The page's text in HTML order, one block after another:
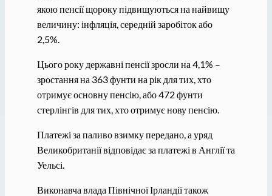
якою пенсії щороку підвищуються на найвищу
величину: інфляція, середній заробіток або
2,5%.
Цього року державні пенсії зросли на 4,1% –
зростання на 363 фунти на рік для тих, хто
отримує основну пенсію, або 472 фунти
стерлінгів для тих, хто отримує нову пенсію.
Платежі за паливо взимку передано, а уряд
Великобританії відповідає за платежі в Англії та
Уельсі.
Виконавча влада Північної Ірландії також